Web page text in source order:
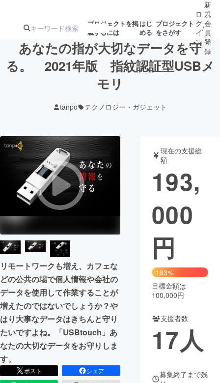
プロジェクトを掲
載するには
はじ
める
プロジェクト
をさがす
注目の新着プロ募集終了が近いプ
テクノロジー・ガジェット
映像・映画 書籍・雑誌
ビジネス・起業 チャレンジ
まちづくり・地域活性化
CAMPFIRE for Social Good
CAMPFIRE Creation
CAMPFIREふるさと納税machi-ya コミュニティ
ロ
グ
イ
ン
/
新
規
会
員
登
録
あなたの指が大切なデータを守
る。 2021年版 指紋認証型USBメ
モリ
tanpo テクノロジー・ガジェット
リモートワークも増え、カフェな
どの公共の場で個人情報や会社の
データを使用して作業することが
増えたのではないでしょうか？や
はり大事なデータはきちんと守り
たいですよね。「USBtouch」あ
なたの大切なデータをお守りしま
す。
ポスト
シェア
現在の支援総
額
193,
000
円
193%
目標金額は
100,000円
支援者数
17人
募集終了まで残